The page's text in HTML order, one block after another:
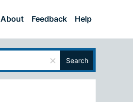
About Feedback Help
× Search